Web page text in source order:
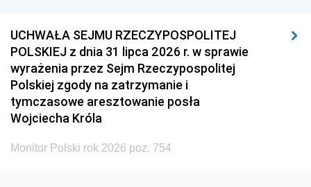
UCHWAŁA SEJMU RZECZYPOSPOLITEJ
POLSKIEJ z dnia 31 lipca 2026 r. w sprawie
wyrażenia przez Sejm Rzeczypospolitej
Polskiej zgody na zatrzymanie i
tymczasowe aresztowanie posła
Wojciecha Króla
Monitor Polski rok 2026 poz. 754